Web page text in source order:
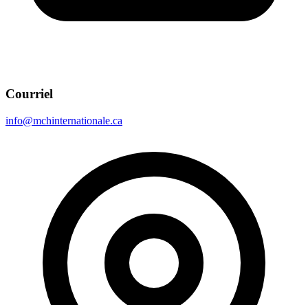
Courriel
info@mchinternationale.ca